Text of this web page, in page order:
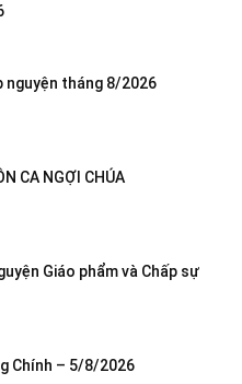
nguyện tháng 8/2026
CA NGỢI CHÚA
Giáo phẩm và Chấp sự
Chính – 5/8/2026